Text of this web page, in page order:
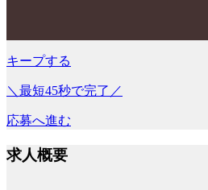
キープする
＼最短45秒で完了／
応募へ進む
求人概要